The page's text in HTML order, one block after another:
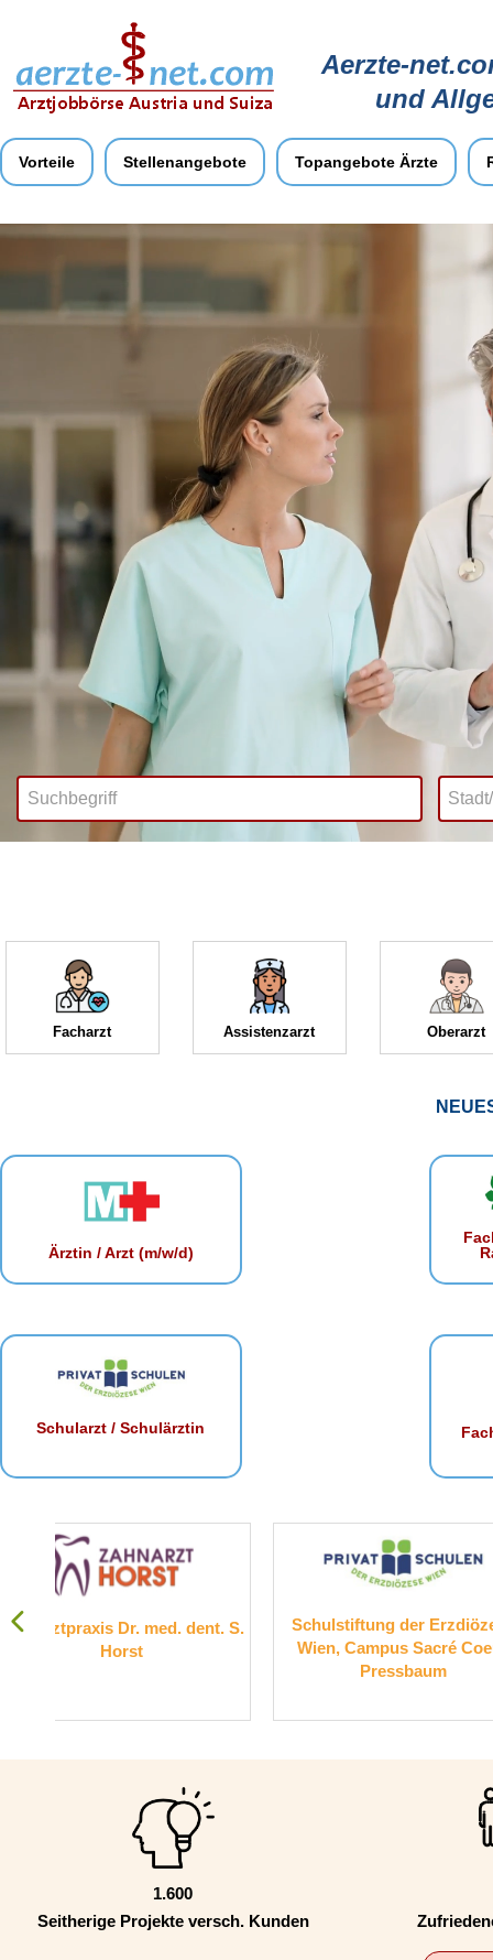
Aerzte-
und
Vorteile Stellenangebote Topangebote Ärzte
Facharzt Assistenzarzt Oberarzt
Ärztin / Arzt (m/w/d)
Schularzt / Schulärztin
S.
Schulstiftung der Erzdiözese
Wien, Campus Sacré Coeur
Suchthilfe
1.600
Seitherige Projekte versch. Kunden